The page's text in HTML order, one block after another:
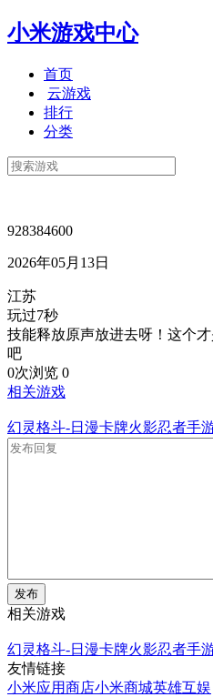
小米游戏中心
首页
云游戏
排行
分类
928384600
2026年05月13日
江苏
玩过7秒
技能释放原声放进去呀！这个
吧
0次浏览 0
相关游戏
幻灵格斗-日漫卡牌火影忍者手
发布
相关游戏
幻灵格斗-日漫卡牌火影忍者手
友情链接
小米应用商店小米商城英雄互娱